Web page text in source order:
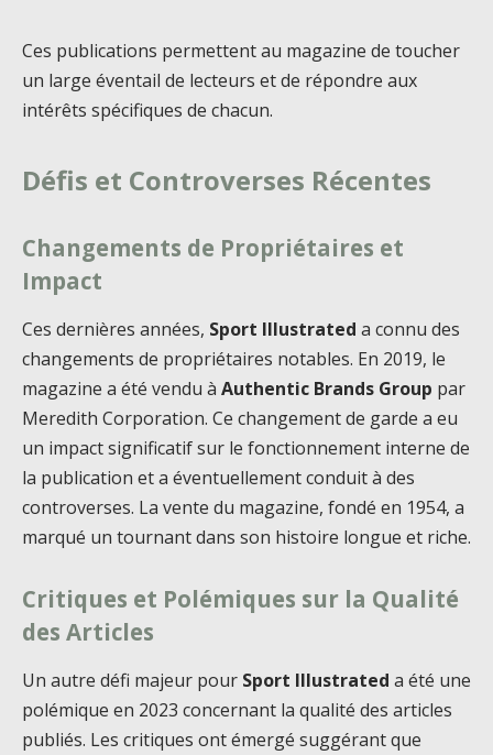
Ces publications permettent au magazine de toucher
un large éventail de lecteurs et de répondre aux
intérêts spécifiques de chacun.
Défis et Controverses Récentes
Changements de Propriétaires et
Impact
Ces dernières années, Sport Illustrated a connu des
changements de propriétaires notables. En 2019, le
magazine a été vendu à Authentic Brands Group par
Meredith Corporation. Ce changement de garde a eu
un impact significatif sur le fonctionnement interne de
la publication et a éventuellement conduit à des
controverses. La vente du magazine, fondé en 1954, a
marqué un tournant dans son histoire longue et riche.
Critiques et Polémiques sur la Qualité
des Articles
Un autre défi majeur pour Sport Illustrated a été une
polémique en 2023 concernant la qualité des articles
publiés. Les critiques ont émergé suggérant que